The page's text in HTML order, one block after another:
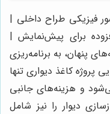
فیزیکی طراح داخلی |
برای پیش‌نمایش |
پنهان، به برنامه‌ریزی
پروژه کاغذ دیواری تنها
و هزینه‌های جانبی
دیوار را نیز شامل